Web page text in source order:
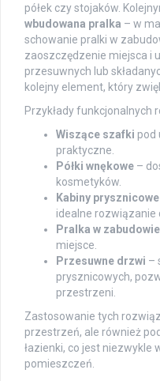
półek czy stojaków.
wbudowana pralka – w
schowanie pralki w
zaoszczędzenie miejsca i
przesuwnych lub
kolejny element, który
Przykłady funkcjonalnych
Wiszące szafki pod
praktyczne.
Półki wnękowe –
kosmetyków.
Kabiny
idealne rozwiązanie
Pralka w zabudowie
miejsce.
Przesuwne drzwi –
prysznicowych,
przestrzeni.
Zastosowanie tych
przestrzeń, ale również
łazienki, co jest niezwykle
pomieszczeń.